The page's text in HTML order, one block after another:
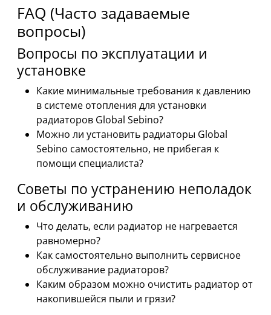
FAQ (Часто задаваемые
вопросы)
Вопросы по эксплуатации и
установке
Какие минимальные требования к давлению
в системе отопления для установки
радиаторов Global Sebino?
Можно ли установить радиаторы Global
Sebino самостоятельно, не прибегая к
помощи специалиста?
Советы по устранению неполадок
и обслуживанию
Что делать, если радиатор не нагревается
равномерно?
Как самостоятельно выполнить сервисное
обслуживание радиаторов?
Каким образом можно очистить радиатор от
накопившейся пыли и грязи?